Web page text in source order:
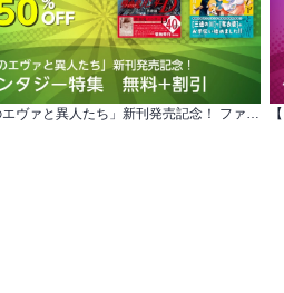
「川辺のエヴァと異人たち」新刊発売記念！ ファンタジー特集 無料+割引